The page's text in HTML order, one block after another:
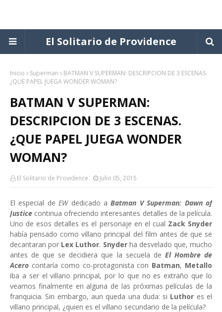
El Solitario de Providence
Inicio Superman
BATMAN V SUPERMAN: DESCRIPCION DE 3 ESCENAS.
¿QUE PAPEL JUEGA WONDER WOMAN?
BATMAN V SUPERMAN:
DESCRIPCION DE 3 ESCENAS.
¿QUE PAPEL JUEGA WONDER
WOMAN?
El Solitario de Providence Julio 05, 2015
El especial deEW dedicado aBatman V Superman: Dawn of
Justice continua ofreciendo interesantes detalles de la película.
Uno de esos detalles es el personaje en el cual Zack Snyder
había pensado como villano principal del film antes de que se
decantaran por Lex Luthor. Snyder ha desvelado que, mucho
antes de que se decidiera que la secuela de El Hombre de
Acero contaría como co-protagonista con Batman, Metallo
iba a ser el villano principal, por lo que no es extraño que lo
veamos finalmente en alguna de las próximas películas de la
franquicia. Sin embargo, aun queda una duda: si Luthor es el
villano principal, ¿quien es el villano secundario de la película?